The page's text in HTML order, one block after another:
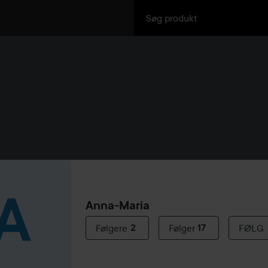
Anna-Maria
Følgere 2 Følger 17 FØLG